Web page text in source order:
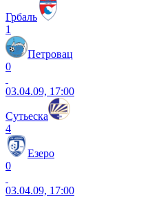
Грбаль
1
Петровац
0
03.04.09, 17:00
Сутьеска
4
Езеро
0
03.04.09, 17:00